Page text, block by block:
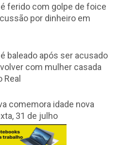
ferido com golpe de foice
por dinheiro em
baleado após ser acusado
com mulher casada
Real
comemora idade nova
31 de julho